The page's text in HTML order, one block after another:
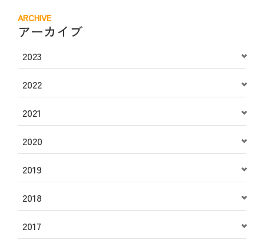
ARCHIVE
アーカイブ
2023
2022
2021
2020
2019
2018
2017